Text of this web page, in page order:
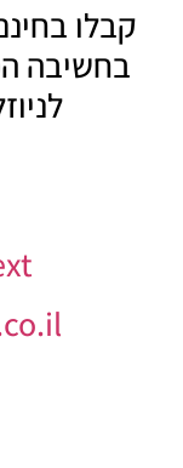
קבלו
בחשיבה